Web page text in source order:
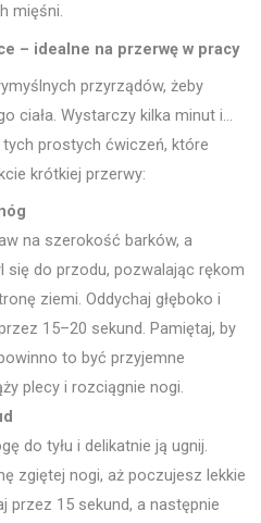
mięśni.
– idealne na przerwę w pracy
przyrządów, żeby
ciała. Wystarczy kilka minut i…
prostych ćwiczeń, które
krótkiej przerwy:
na szerokość barków, a
się do przodu, pozwalając rękom
ziemi. Oddychaj głęboko i
15–20 sekund. Pamiętaj, by
to być przyjemne
plecy i rozciągnie nogi.
do tyłu i delikatnie ją ugnij.
zgiętej nogi, aż poczujesz lekkie
przez 15 sekund, a następnie